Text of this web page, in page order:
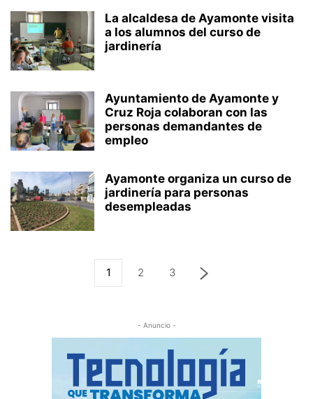
La alcaldesa de Ayamonte visita
a los alumnos del curso de
jardinería
Ayuntamiento de Ayamonte y
Cruz Roja colaboran con las
personas demandantes de
empleo
Ayamonte organiza un curso de
jardinería para personas
desempleadas
1 2 3
- Anuncio -